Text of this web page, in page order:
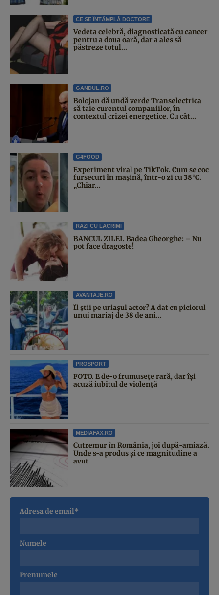
CE SE ÎNTÂMPLĂ DOCTORE
Vedeta celebră, diagnosticată cu cancer
pentru a doua oară, dar a ales să
păstreze totul...
GANDUL.RO
Bolojan dă undă verde Transelectrica
să taie curentul companiilor, în
contextul crizei energetice. Cu cât...
G4FOOD
Experiment viral pe TikTok. Cum se coc
fursecuri în mașină, într-o zi cu 38°C.
„Chiar...
RAZI CU LACRIMI
BANCUL ZILEI. Badea Gheorghe: – Nu
pot face dragoste!
AVANTAJE.RO
Îl știi pe uriașul actor? A dat cu piciorul
unui mariaj de 38 de ani...
PROSPORT
FOTO. E de-o frumusețe rară, dar își
acuză iubitul de violență
MEDIAFAX.RO
Cutremur în România, joi după-amiază.
Unde s-a produs și ce magnitudine a
avut
Adresa de email*
Numele
Prenumele